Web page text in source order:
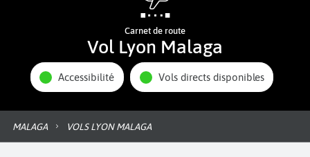
Carnet de route
Vol Lyon Malaga
Accessibilité Vols directs disponibles
MALAGA VOLS LYON MALAGA